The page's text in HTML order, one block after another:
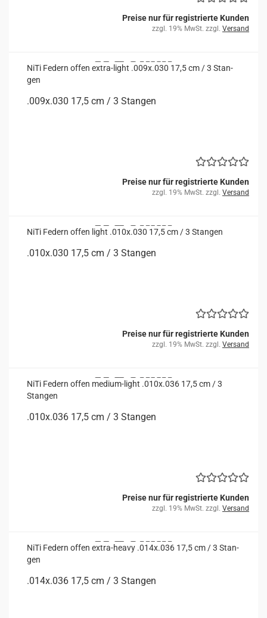
Preise nur für registrierte Kunden
zzgl. 19% MwSt. zzgl. Versand
NiTi Fe­dern offen extra-​​light .009x.030 17,5 cm / 3 Stan­
gen
.009x.030 17,5 cm / 3 Stan­gen
Preise nur für registrierte Kunden
zzgl. 19% MwSt. zzgl. Versand
NiTi Fe­dern offen light .010x.030 17,5 cm / 3 Stan­gen
.010x.030 17,5 cm / 3 Stan­gen
Preise nur für registrierte Kunden
zzgl. 19% MwSt. zzgl. Versand
NiTi Fe­dern offen medium-​​light .010x.036 17,5 cm / 3
Stan­gen
.010x.036 17,5 cm / 3 Stan­gen
Preise nur für registrierte Kunden
zzgl. 19% MwSt. zzgl. Versand
NiTi Fe­dern offen extra-​​heavy .014x.036 17,5 cm / 3 Stan­
gen
.014x.036 17,5 cm / 3 Stan­gen